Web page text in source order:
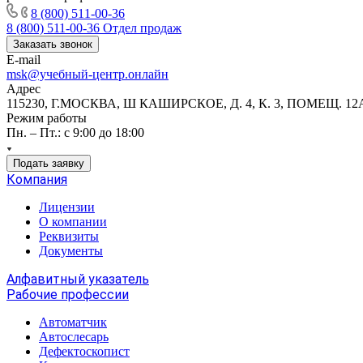
8 (800) 511-00-36
8 (800) 511-00-36 Отдел продаж
Заказать звонок
E-mail
msk@учебный-центр.онлайн
Адрес
115230, Г.МОСКВА, Ш КАШИРСКОЕ, Д. 4, К. 3, ПОМЕЩ.
Режим работы
Пн. – Пт.: с 9:00 до 18:00
Подать заявку
Компания
Лицензии
О компании
Реквизиты
Документы
Алфавитный указатель
Рабочие профессии
Автоматчик
Автослесарь
Дефектоскопист